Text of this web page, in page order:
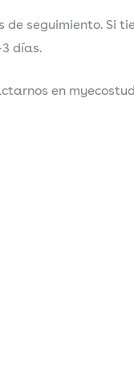
de seguimiento. Si
días.
en